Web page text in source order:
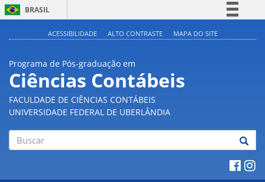
BRASIL
Acesso à informação
ACESSIBILIDADE ALTO CONTRASTE MAPA DO SITE
Programa de Pós-graduação em
Ciências Contábeis
FACULDADE DE CIÊNCIAS CONTÁBEIS
UNIVERSIDADE FEDERAL DE UBERLÂNDIA